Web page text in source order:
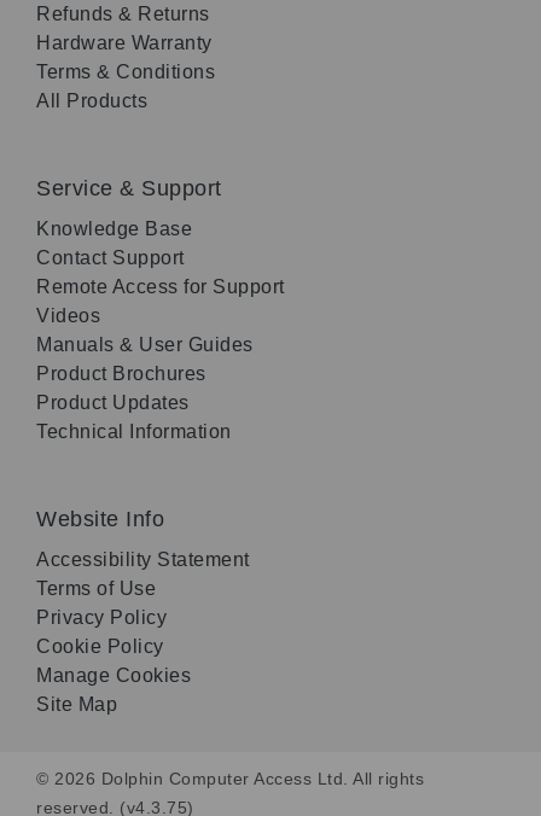
Refunds & Returns
Hardware Warranty
Terms & Conditions
All Products
Service & Support
Knowledge Base
Contact Support
Remote Access for Support
Videos
Manuals & User Guides
Product Brochures
Product Updates
Technical Information
Website Info
Accessibility Statement
Terms of Use
Privacy Policy
Cookie Policy
Manage Cookies
Site Map
© 2026 Dolphin Computer Access Ltd. All rights
reserved. (v4.3.75)